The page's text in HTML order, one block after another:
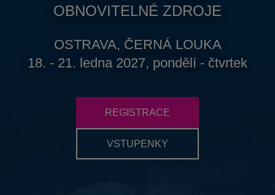
OBNOVITELNÉ ZDROJE
OSTRAVA, ČERNÁ LOUKA
18. - 21. ledna 2027, pondělí - čtvrtek
REGISTRACE
VSTUPENKY